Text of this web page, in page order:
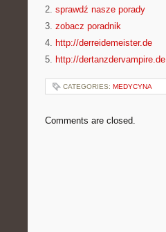
2. sprawdź nasze porady
3. zobacz poradnik
4. http://derreidemeister.de
5. http://dertanzdervampire.de
CATEGORIES: MEDYCYNA
Comments are closed.